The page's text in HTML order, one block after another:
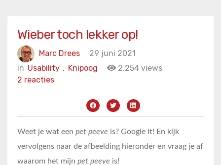
Wieber toch lekker op!
Marc Drees
29 juni 2021
in
Knipoog
Usability ,
2.254 views
2 reacties
Weet je wat een pet peeve is? Google it! En kijk
vervolgens naar de afbeelding hieronder en vraag je af
waarom het mijn pet peeve is!